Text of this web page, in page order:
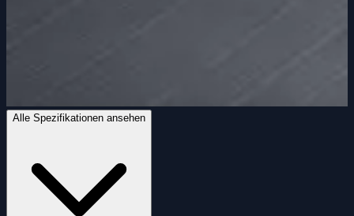
Alle Spezifikationen ansehen